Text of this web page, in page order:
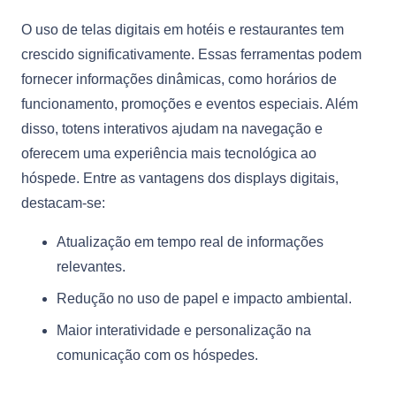
O uso de telas digitais em hotéis e restaurantes tem
crescido significativamente. Essas ferramentas podem
fornecer informações dinâmicas, como horários de
funcionamento, promoções e eventos especiais. Além
disso, totens interativos ajudam na navegação e
oferecem uma experiência mais tecnológica ao
hóspede. Entre as vantagens dos displays digitais,
destacam-se:
Atualização em tempo real de informações
relevantes.
Redução no uso de papel e impacto ambiental.
Maior interatividade e personalização na
comunicação com os hóspedes.